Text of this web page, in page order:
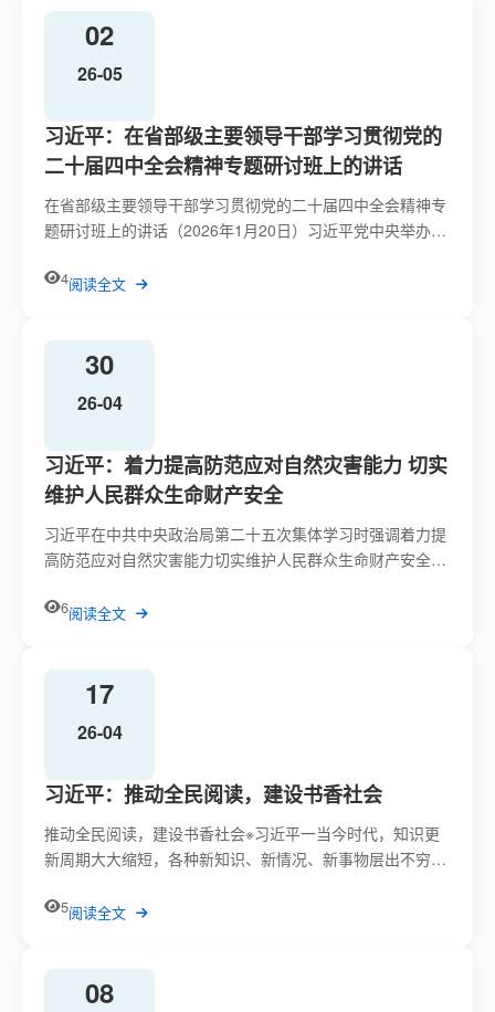
02
26-05
习近平：在省部级主要领导干部学习贯彻党的
二十届四中全会精神专题研讨班上的讲话
在省部级主要领导干部学习贯彻党的二十届四中全会精神专
题研讨班上的讲话（2026年1月20日）习近平党中央举办这
4阅读全文
30
26-04
习近平：着力提高防范应对自然灾害能力 切实
维护人民群众生命财产安全
习近平在中共中央政治局第二十五次集体学习时强调着力提
高防范应对自然灾害能力切实维护人民群众生命财产安全中
6阅读全文
17
26-04
习近平：推动全民阅读，建设书香社会
推动全民阅读，建设书香社会※习近平一当今时代，知识更
新周期大大缩短，各种新知识、新情况、新事物层出不穷。
5阅读全文
08